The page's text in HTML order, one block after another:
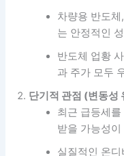
차량용 반도체
는 안정적인
반도체 업황
과 주가 모두
단기적 관점 (변동성
최근 급등세
받을 가능성
실질적인 온